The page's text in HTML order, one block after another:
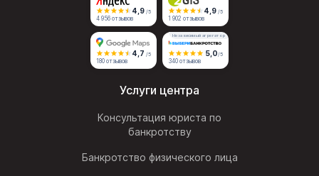
4,9 /5
4 956 отзывов
4,9 /5
1 902 отзывов
4,7 /5
180 отзывов
Независимый агрегатор
5,0/5
340 отзывов
Услуги центра
Консультация юриста по
банкротству
Банкротство физического лица